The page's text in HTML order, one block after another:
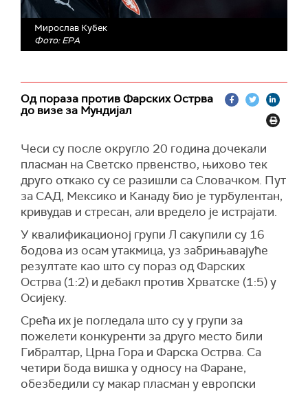
Мирослав Кубек
Фото: EPA
Од пораза против Фарских Острва
до визе за Мундијал
Чеси су после округло 20 година дочекали
пласман на Светско првенство, њихово тек
друго откако су се разишли са Словачком. Пут
за САД, Мексико и Канаду био је турбулентан,
кривудав и стресан, али вредело је истрајати.
У квалификационој групи Л сакупили су 16
бодова из осам утакмица, уз забрињавајуће
резултате као што су пораз од Фарских
Острва (1:2) и дебакл против Хрватске (1:5) у
Осијеку.
Срећа их је погледала што су у групи за
пожелети конкуренти за друго место били
Гибралтар, Црна Гора и Фарска Острва. Са
четири бода вишка у односу на Фаране,
обезбедили су макар пласман у европски